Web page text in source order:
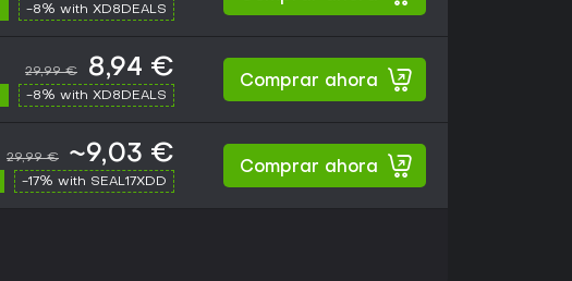
-8% with XD8DEALS
29,99 € 8,94 €
-8% with XD8DEALS
Comprar ahora
29,99 € ~9,03 €
-17% with SEAL17XDD
Comprar ahora